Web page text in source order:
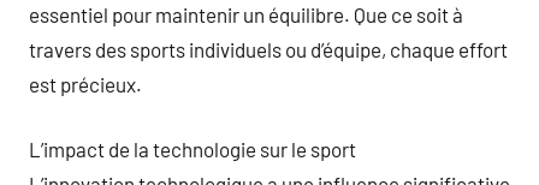
essentiel pour maintenir un équilibre. Que ce soit à
travers des sports individuels ou d’équipe, chaque effort
est précieux.
L’impact de la technologie sur le sport